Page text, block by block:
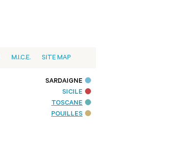
M.I.C.E. SITE MAP
SARDAIGNE
SICILE
TOSCANE
POUILLES